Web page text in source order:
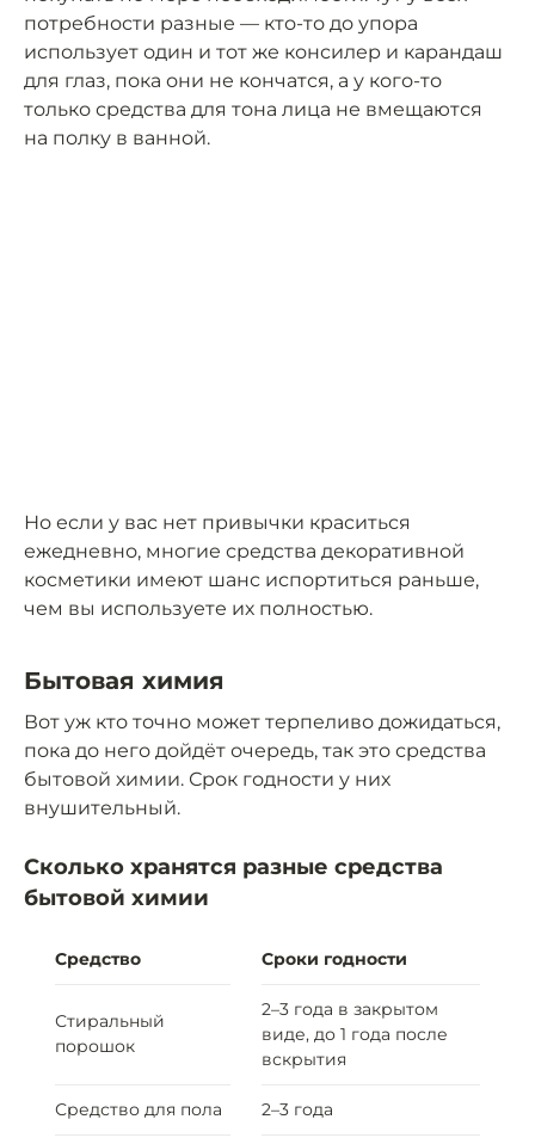
потребности разные — кто-то до упора
использует один и тот же консилер и карандаш
для глаз, пока они не кончатся, а у кого-то
только средства для тона лица не вмещаются
на полку в ванной.
Но если у вас нет привычки краситься
ежедневно, многие средства декоративной
косметики имеют шанс испортиться раньше,
чем вы используете их полностью.
Бытовая химия
Вот уж кто точно может терпеливо дожидаться,
пока до него дойдёт очередь, так это средства
бытовой химии. Срок годности у них
внушительный.
Сколько хранятся разные средства
бытовой химии
Средство Сроки годности
Стиральный
порошок
2–3 года в закрытом
виде, до 1 года после
вскрытия
Средство для пола 2–3 года